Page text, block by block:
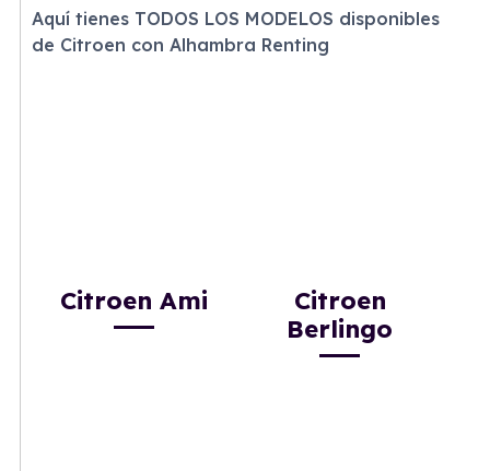
Aquí tienes TODOS LOS MODELOS disponibles
de Citroen con Alhambra Renting
Citroen Ami
Citroen
Berlingo